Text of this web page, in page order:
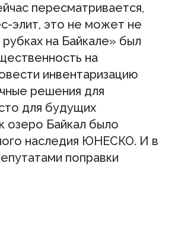
пересматривается,
элит, это не может не
на Байкале» был
на
инвентаризацию
решения для
для будущих
озеро Байкал было
наследия ЮНЕСКО. И в
поправки